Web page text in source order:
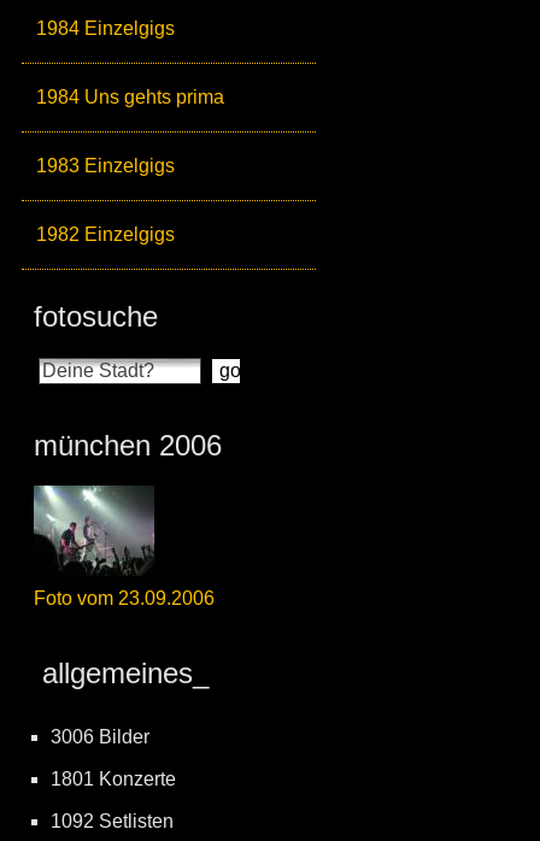
1984 Einzelgigs
1984 Uns gehts prima
1983 Einzelgigs
1982 Einzelgigs
fotosuche
münchen 2006
Foto vom 23.09.2006
allgemeines_
3006 Bilder
1801 Konzerte
1092 Setlisten